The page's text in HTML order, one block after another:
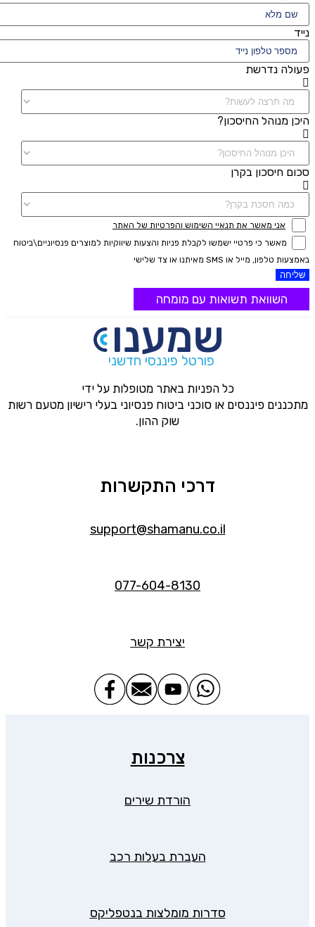
נייד
פעולה נדרשת
היכן מנוהל החיסכון?
סכום חיסכון בקרן
אני מאשר את תנאיי השימוש והפרטיות של האתר
מאשר כי פרטיי ישמשו לקבלת פניות והצעות שיווקיות למוצרים פנסיוניים\ביטוח
באמצעות טלפון, מייל או SMS מאיתנו או צד שלישי
שליחה
השוואת תשואות עם מומחה
פורטל פיננסי חדשני
כל הפניות באתר מטופלות על ידי
מתכננים פיננסים או סוכני ביטוח פנסיוני בעלי רישיון מטעם רשות
שוק ההון.
דרכי התקשרות
support@shamanu.co.il
077-604-8130
יצירת קשר
צרכנות
הורדת שירים
העברת בעלות רכב
סדרות מומלצות בנטפליקס